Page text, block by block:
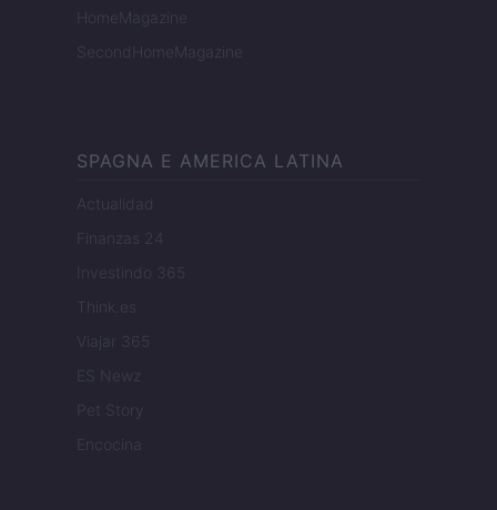
HomeMagazine
SecondHomeMagazine
SPAGNA E AMERICA LATINA
Actualidad
Finanzas 24
Investindo 365
Think.es
Viajar 365
ES Newz
Pet Story
Encocina